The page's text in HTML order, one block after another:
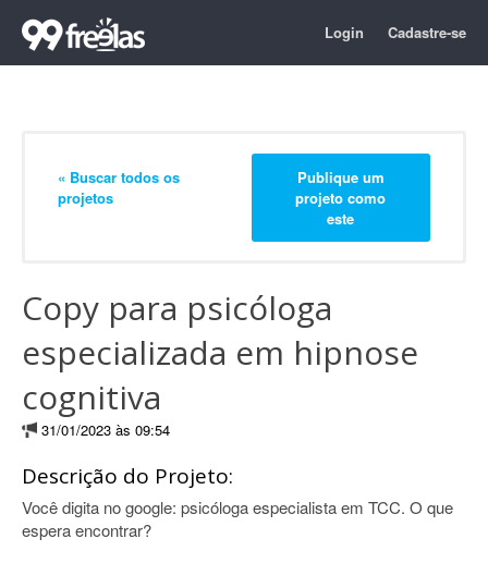
Login Cadastre-se
« Buscar todos os
projetos
Publique um
projeto como
este
Copy para psicóloga
especializada em hipnose
cognitiva
31/01/2023 às 09:54
Descrição do Projeto:
Você digita no google: psicóloga especialista em TCC. O que
espera encontrar?